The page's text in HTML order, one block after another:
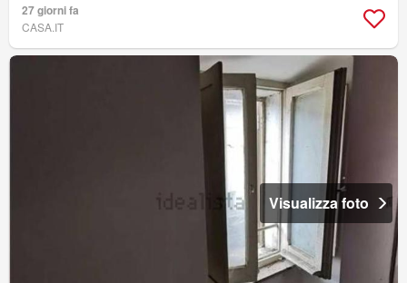
27 giorni fa
CASA.IT
Visualizza foto